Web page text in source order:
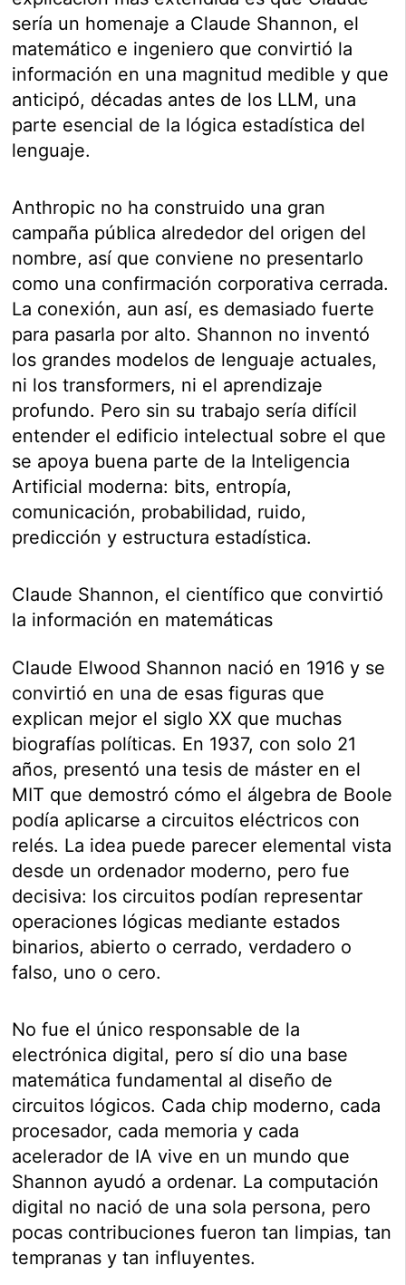
sería un homenaje a Claude Shannon, el
matemático e ingeniero que convirtió la
información en una magnitud medible y que
anticipó, décadas antes de los LLM, una
parte esencial de la lógica estadística del
lenguaje.
Anthropic no ha construido una gran
campaña pública alrededor del origen del
nombre, así que conviene no presentarlo
como una confirmación corporativa cerrada.
La conexión, aun así, es demasiado fuerte
para pasarla por alto. Shannon no inventó
los grandes modelos de lenguaje actuales,
ni los transformers, ni el aprendizaje
profundo. Pero sin su trabajo sería difícil
entender el edificio intelectual sobre el que
se apoya buena parte de la Inteligencia
Artificial moderna: bits, entropía,
comunicación, probabilidad, ruido,
predicción y estructura estadística.
Claude Shannon, el científico que convirtió
la información en matemáticas
Claude Elwood Shannon nació en 1916 y se
convirtió en una de esas figuras que
explican mejor el siglo XX que muchas
biografías políticas. En 1937, con solo 21
años, presentó una tesis de máster en el
MIT que demostró cómo el álgebra de Boole
podía aplicarse a circuitos eléctricos con
relés. La idea puede parecer elemental vista
desde un ordenador moderno, pero fue
decisiva: los circuitos podían representar
operaciones lógicas mediante estados
binarios, abierto o cerrado, verdadero o
falso, uno o cero.
No fue el único responsable de la
electrónica digital, pero sí dio una base
matemática fundamental al diseño de
circuitos lógicos. Cada chip moderno, cada
procesador, cada memoria y cada
acelerador de IA vive en un mundo que
Shannon ayudó a ordenar. La computación
digital no nació de una sola persona, pero
pocas contribuciones fueron tan limpias, tan
tempranas y tan influyentes.